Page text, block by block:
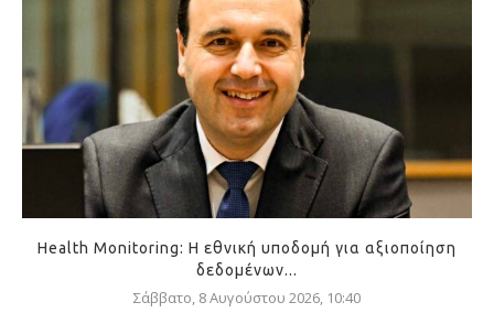
Health Monitoring: Η εθνική υποδομή για αξιοποίηση
δεδομένων...
Σάββατο, 8 Αυγούστου 2026, 10:40